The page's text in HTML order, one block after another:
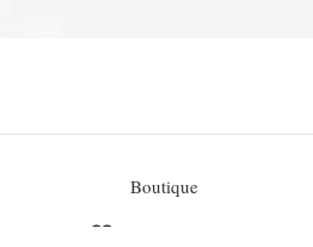
Boutique